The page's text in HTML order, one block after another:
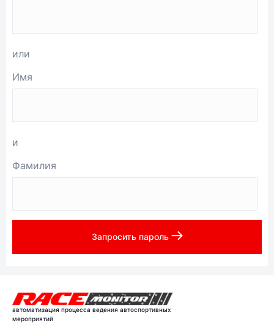
или
Имя
и
Фамилия
Запросить пароль
автоматизация процесса ведения автоспортивных
мероприятий